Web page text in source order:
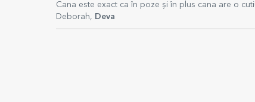
Cana este exact ca în poze și în plus cana are o
Deborah, Deva